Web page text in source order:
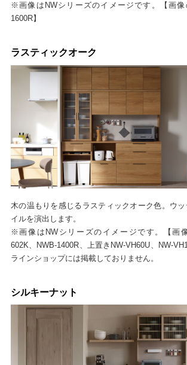
※画像はNWシリーズのイメージです。【画像
1600R】
ラスティックオーク
木の温もりを感じるラスティックオーク色。ウ
イルを演出します。
※画像はNWシリーズのイメージです。【画
602K、NWB-1400R、上置きNW-VH60U、NW-
ラインショップには掲載しておりません。
シルキーナット